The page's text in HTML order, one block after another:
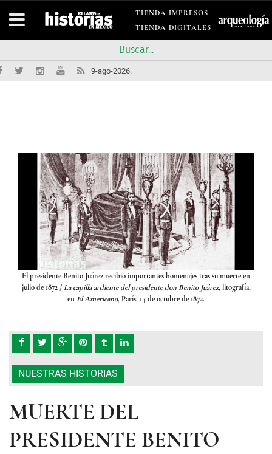
TIENDA IMPRESOS
TIENDA DIGITALES
9-ago-2026.
El presidente Benito Juárez recibió importantes homenajes tras su muerte en
julio de 1872/La capilla ardiente del presidente don Benito Juárez, litografía,
en El Americano, París, 14 de octubre de 1872.
NUESTRAS HISTORIAS
MUERTE DEL
PRESIDENTE BENITO